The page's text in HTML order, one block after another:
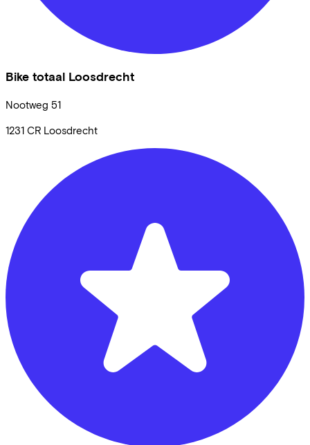
Bike totaal Loosdrecht
Nootweg 51
1231 CR Loosdrecht